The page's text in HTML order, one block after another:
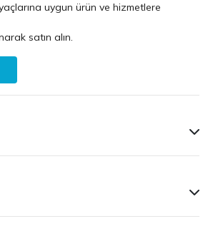
uygun ürün ve hizmetlere
satın alın.